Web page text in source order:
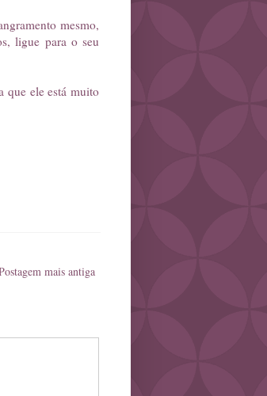
mesmo,
ligue para o seu
que ele está muito
mais antiga